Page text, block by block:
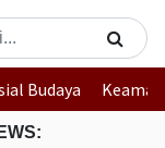
Budaya